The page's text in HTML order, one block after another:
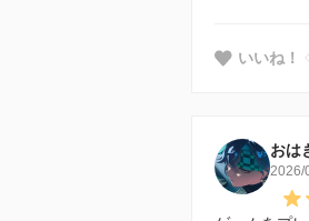
いいね！
おは
2026/